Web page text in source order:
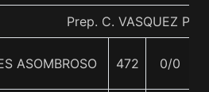
Prep. C. VASQUEZ P.
ASOMBROSO 472 0/0